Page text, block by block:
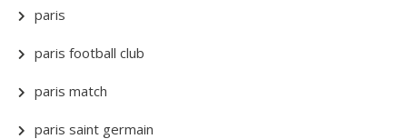
paris
paris football club
paris match
paris saint germain